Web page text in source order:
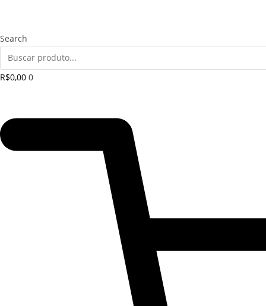
Search
R$0,00 0